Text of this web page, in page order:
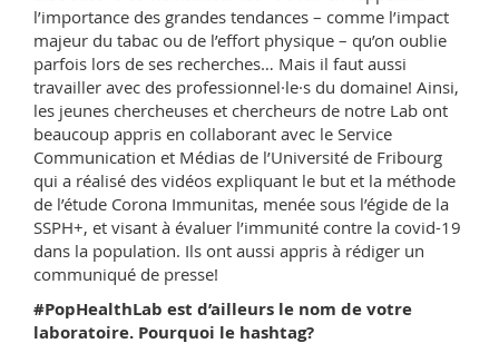
l’importance des grandes tendances – comme l’impact
majeur du tabac ou de l’effort physique – qu’on oublie
parfois lors de ses recherches… Mais il faut aussi
travailler avec des professionnel·le·s du domaine! Ainsi,
les jeunes chercheuses et chercheurs de notre Lab ont
beaucoup appris en collaborant avec le Service
Communication et Médias de l’Université de Fribourg
qui a réalisé des vidéos expliquant le but et la méthode
de l’étude Corona Immunitas, menée sous l’égide de la
SSPH+, et visant à évaluer l’immunité contre la covid-19
dans la population. Ils ont aussi appris à rédiger un
communiqué de presse!
#PopHealthLab est d’ailleurs le nom de votre
laboratoire. Pourquoi le hashtag?